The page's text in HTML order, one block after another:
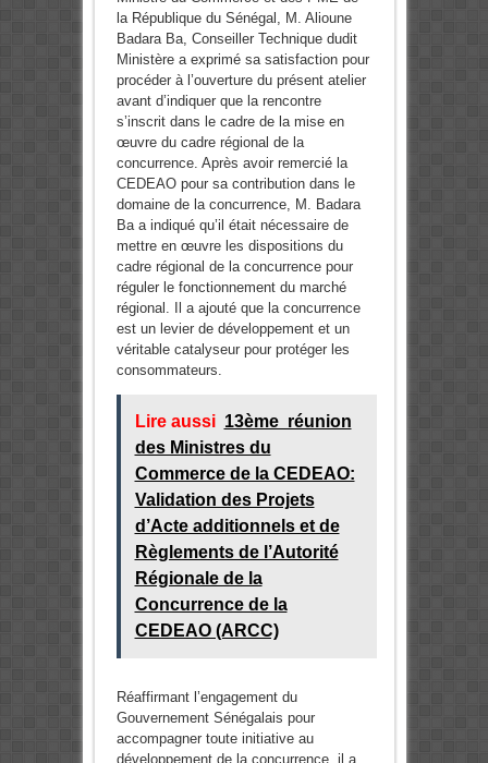
la République du Sénégal, M. Alioune
Badara Ba, Conseiller Technique dudit
Ministère a exprimé sa satisfaction pour
procéder à l’ouverture du présent atelier
avant d’indiquer que la rencontre
s’inscrit dans le cadre de la mise en
œuvre du cadre régional de la
concurrence. Après avoir remercié la
CEDEAO pour sa contribution dans le
domaine de la concurrence, M. Badara
Ba a indiqué qu’il était nécessaire de
mettre en œuvre les dispositions du
cadre régional de la concurrence pour
réguler le fonctionnement du marché
régional. Il a ajouté que la concurrence
est un levier de développement et un
véritable catalyseur pour protéger les
consommateurs.
Lire aussi 13ème réunion
des Ministres du
Commerce de la CEDEAO:
Validation des Projets
d’Acte additionnels et de
Règlements de l’Autorité
Régionale de la
Concurrence de la
CEDEAO (ARCC)
Réaffirmant l’engagement du
Gouvernement Sénégalais pour
accompagner toute initiative au
développement de la concurrence, il a